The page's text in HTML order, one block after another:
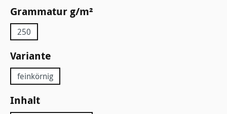
Grammatur g/m²
250
Variante
feinkörnig
Inhaltauswählen